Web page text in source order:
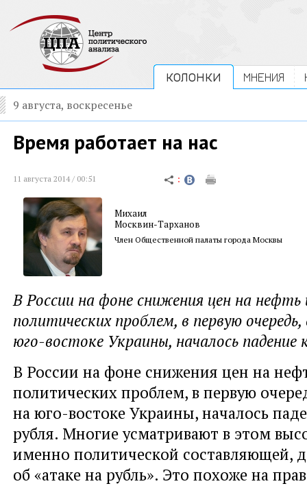
КОЛОНКИ МНЕНИЯ
9 августа, воскресенье
Время работает на нас
11 августа 2014 / 00:51
Михаил
Москвин-Тарханов
Член Общественной палаты города Москвы
В России на фоне снижения цен на нефть
политических проблем, в первую
юго-востоке Украины, началось падение
В России на фоне снижения цен на
политических проблем, в первую
на юго-востоке Украины, началось
рубля. Многие усматривают в этом
именно политической составляющей,
об «атаке на рубль». Это похоже на